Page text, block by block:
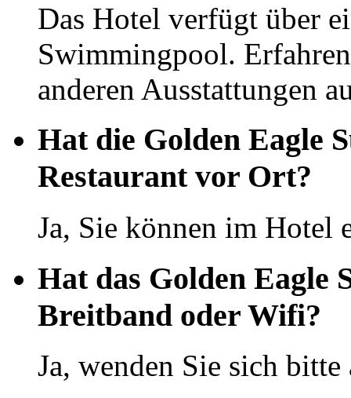
Das Hotel verfügt über
Swimmingpool.
anderen Ausstattungen
Hat die Golden Eagle
Restaurant vor Ort?
Ja, Sie können im Hotel
Hat das Golden Eagle
Breitband oder Wifi?
Ja, wenden Sie sich